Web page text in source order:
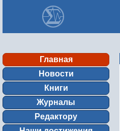
Главная
Новости
Книги
Журналы
Редактору